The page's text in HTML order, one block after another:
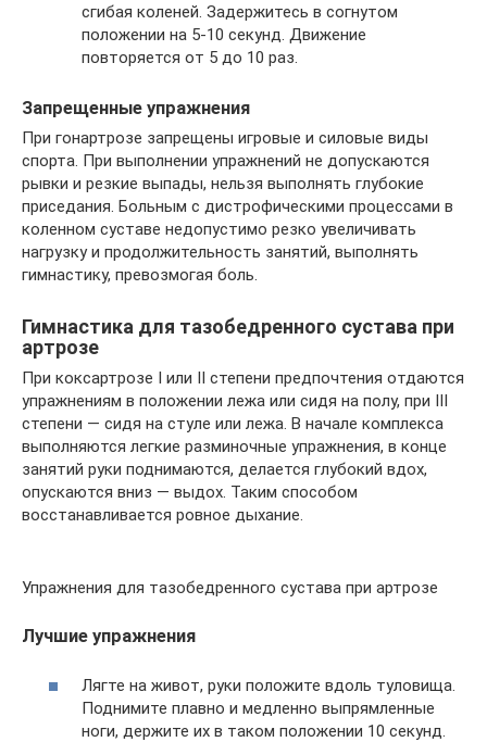
сгибая коленей. Задержитесь в согнутом
положении на 5-10 секунд. Движение
повторяется от 5 до 10 раз.
Запрещенные упражнения
При гонартрозе запрещены игровые и силовые виды
спорта. При выполнении упражнений не допускаются
рывки и резкие выпады, нельзя выполнять глубокие
приседания. Больным с дистрофическими процессами в
коленном суставе недопустимо резко увеличивать
нагрузку и продолжительность занятий, выполнять
гимнастику, превозмогая боль.
Гимнастика для тазобедренного сустава при
артрозе
При коксартрозе I или II степени предпочтения отдаются
упражнениям в положении лежа или сидя на полу, при III
степени — сидя на стуле или лежа. В начале комплекса
выполняются легкие разминочные упражнения, в конце
занятий руки поднимаются, делается глубокий вдох,
опускаются вниз — выдох. Таким способом
восстанавливается ровное дыхание.
Упражнения для тазобедренного сустава при артрозе
Лучшие упражнения
Лягте на живот, руки положите вдоль туловища.
Поднимите плавно и медленно выпрямленные
ноги, держите их в таком положении 10 секунд.